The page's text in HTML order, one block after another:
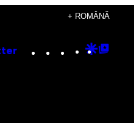
+ ROMÂNĂ
Instagram
TikTok
YouTube
Google